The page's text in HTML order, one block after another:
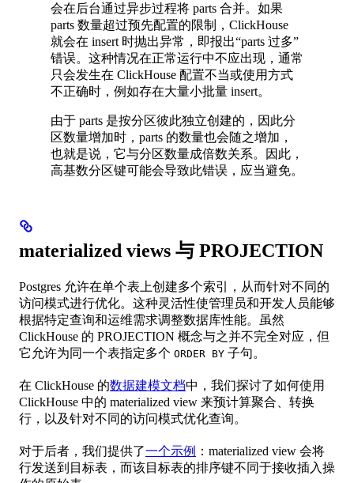
会在后台通过异步过程将 parts 合并。如果
parts 数量超过预先配置的限制，ClickHouse
就会在 insert 时抛出异常，即报出“parts 过多”
错误。这种情况在正常运行中不应出现，通常
只会发生在 ClickHouse 配置不当或使用方式
不正确时，例如存在大量小批量 insert。
由于 parts 是按分区彼此独立创建的，因此分
区数量增加时，parts 的数量也会随之增加，
也就是说，它与分区数量成倍数关系。因此，
高基数分区键可能会导致此错误，应当避免。
materialized views 与 PROJECTION
Postgres 允许在单个表上创建多个索引，从而针对不同的
访问模式进行优化。这种灵活性使管理员和开发人员能够
根据特定查询和运维需求调整数据库性能。虽然
ClickHouse 的 PROJECTION 概念与之并不完全对应，但
它允许为同一个表指定多个 ORDER BY 子句。
在 ClickHouse 的数据建模文档中，我们探讨了如何使用
ClickHouse 中的 materialized view 来预计算聚合、转换
行，以及针对不同的访问模式优化查询。
对于后者，我们提供了一个示例 ：materialized view 会将
行发送到目标表，而该目标表的排序键不同于接收插入操